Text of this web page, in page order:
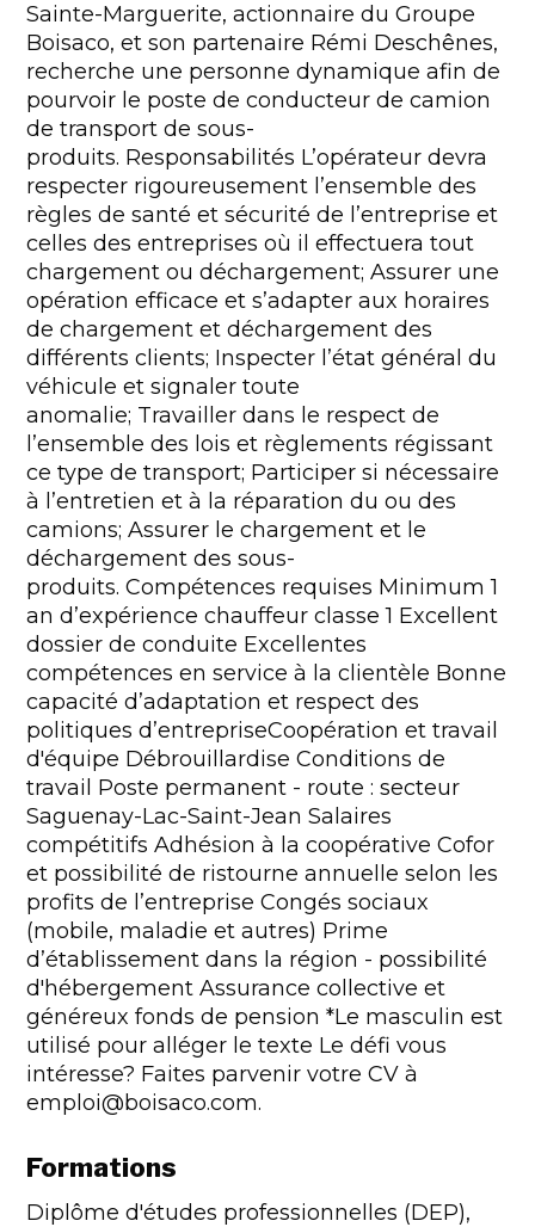
Sainte-Marguerite, actionnaire du Groupe
Boisaco, et son partenaire Rémi Deschênes,
recherche une personne dynamique afin de
pourvoir le poste de conducteur de camion
de transport de sous-
produits. Responsabilités L’opérateur devra
respecter rigoureusement l’ensemble des
règles de santé et sécurité de l’entreprise et
celles des entreprises où il effectuera tout
chargement ou déchargement; Assurer une
opération efficace et s’adapter aux horaires
de chargement et déchargement des
différents clients; Inspecter l’état général du
véhicule et signaler toute
anomalie; Travailler dans le respect de
l’ensemble des lois et règlements régissant
ce type de transport; Participer si nécessaire
à l’entretien et à la réparation du ou des
camions; Assurer le chargement et le
déchargement des sous-
produits. Compétences requises Minimum 1
an d’expérience chauffeur classe 1 Excellent
dossier de conduite Excellentes
compétences en service à la clientèle Bonne
capacité d’adaptation et respect des
politiques d’entrepriseCoopération et travail
d'équipe Débrouillardise Conditions de
travail Poste permanent - route : secteur
Saguenay-Lac-Saint-Jean Salaires
compétitifs Adhésion à la coopérative Cofor
et possibilité de ristourne annuelle selon les
profits de l’entreprise Congés sociaux
(mobile, maladie et autres) Prime
d’établissement dans la région - possibilité
d'hébergement Assurance collective et
généreux fonds de pension *Le masculin est
utilisé pour alléger le texte Le défi vous
intéresse? Faites parvenir votre CV à
emploi@boisaco.com.
Formations
Diplôme d'études professionnelles (DEP),